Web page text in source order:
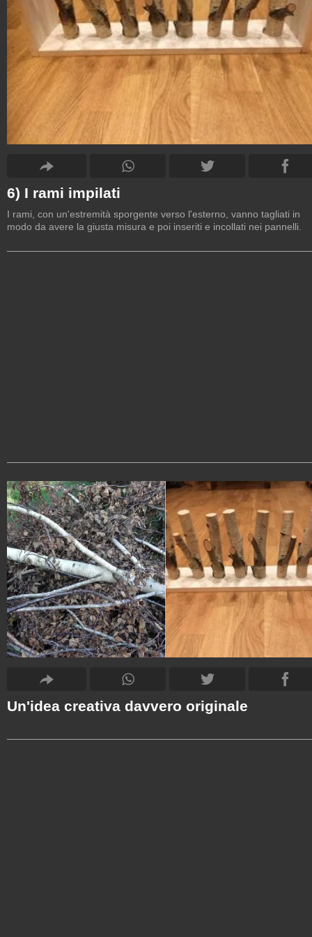
6) I rami impilati
I rami, con un'estremità sporgente verso l'esterno, vanno tagliati in
modo da avere la giusta misura e poi inseriti e incollati nei pannelli.
Un'idea creativa davvero originale